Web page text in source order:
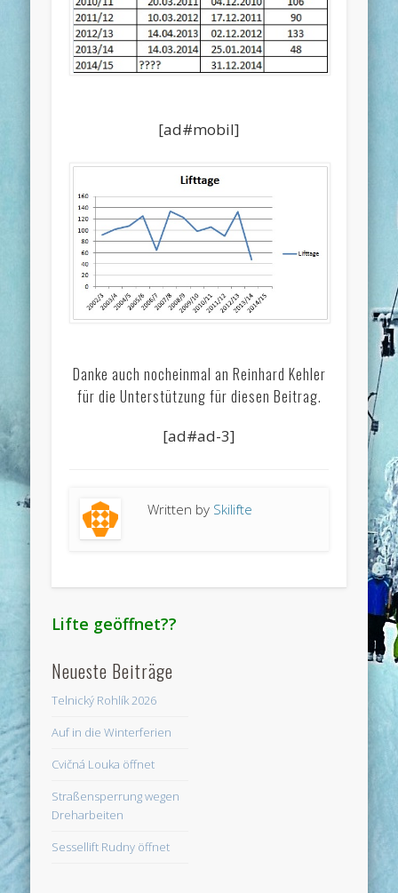
[ad#mobil]
Danke auch nocheinmal an Reinhard Kehler
für die Unterstützung für diesen Beitrag.
[ad#ad-3]
Written by Skilifte
Lifte geöffnet??
Neueste Beiträge
Telnický Rohlík 2026
Auf in die Winterferien
Cvičná Louka öffnet
Straßensperrung wegen
Dreharbeiten
Sessellift Rudny öffnet